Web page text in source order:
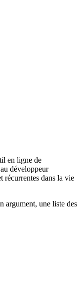
en ligne de
développeur
récurrentes dans la vie
argument, une liste des